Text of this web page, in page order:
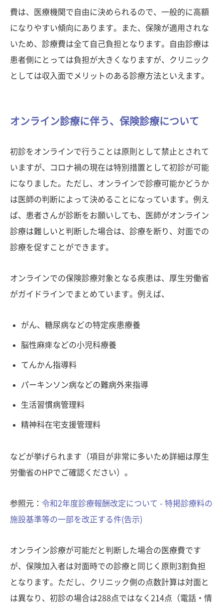
費は、医療機関で自由に決められるので、一般的に高額
になりやすい傾向にあります。また、保険が適用されな
いため、診療費は全て自己負担となります。自由診療は
患者側にとっては負担が大きくなりますが、クリニック
としては収入面でメリットのある診療方法といえます。
オンライン診療に伴う、保険診療について
初診をオンラインで行うことは原則として禁止とされて
いますが、コロナ禍の現在は特別措置として初診が可能
になりました。ただし、オンラインで診療可能かどうか
は医師の判断によって決めることになっています。例え
ば、患者さんが診断をお願いしても、医師がオンライン
診療は難しいと判断した場合は、診療を断り、対面での
診療を促すことができます。
オンラインでの保険診療対象となる疾患は、厚生労働省
がガイドラインでまとめています。例えば、
がん、糖尿病などの特定疾患療養
脳性麻痺などの小児科療養
てんかん指導料
パーキンソン病などの難病外来指導
生活習慣病管理料
精神科在宅支援管理料
などが挙げられます（項目が非常に多いため詳細は厚生
労働省のHPでご確認ください）。
参照元： 令和2年度診療報酬改定について - 特掲診療料の
施設基準等の一部を改正する件(告示)
オンライン診療が可能だと判断した場合の医療費です
が、保険加入者は対面時での診療と同じく原則3割負担
となります。ただし、クリニック側の点数計算は対面と
は異なり、初診の場合は288点ではなく214点（電話・情